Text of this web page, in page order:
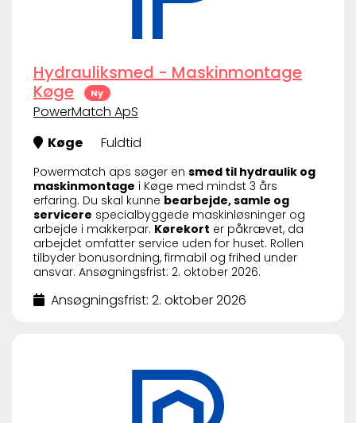
Hydrauliksmed - Maskinmontage
Køge
Ny
PowerMatch ApS
Køge
Fuldtid
Powermatch aps søger en smed til hydraulik og
maskinmontage i Køge med mindst 3 års
erfaring. Du skal kunne bearbejde, samle og
servicere specialbyggede maskinløsninger og
arbejde i makkerpar. Kørekort er påkrævet, da
arbejdet omfatter service uden for huset. Rollen
tilbyder bonusordning, firmabil og frihed under
ansvar. Ansøgningsfrist: 2. oktober 2026.
Ansøgningsfrist: 2. oktober 2026